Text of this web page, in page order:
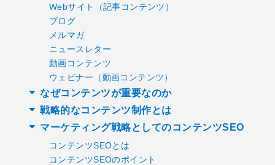
Webサイト（記事コンテンツ）
ブログ
メルマガ
ニュースレター
動画コンテンツ
ウェビナー（動画コンテンツ）
なぜコンテンツが重要なのか
戦略的なコンテンツ制作とは
マーケティング戦略としてのコンテンツSEO
コンテンツSEOとは
コンテンツSEOのポイント